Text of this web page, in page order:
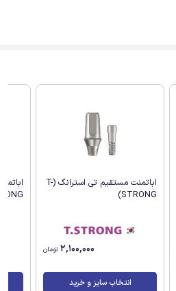
اباتمنت مستقیم تی استرانگ (T-
STRONG)
2,100,000 تومان
انتخاب سایز و خرید